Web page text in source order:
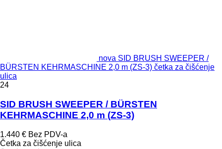
nova SID BRUSH SWEEPER /
BÜRSTEN KEHRMASCHINE 2,0 m (ZS-3) četka za čišćenje
ulica
24
SID BRUSH SWEEPER / BÜRSTEN
KEHRMASCHINE 2,0 m (ZS-3)
1.440 € Bez PDV-a
Četka za čišćenje ulica